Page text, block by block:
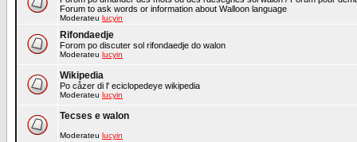
Forum to ask words or information about Walloon language
Moderateu lucyin
Rifondaedje
Forom po discuter sol rifondaedje do walon
Moderateu lucyin
Wikipedia
Po cåzer di l' eciclopedeye wikipedia
Moderateu lucyin
Tecses e walon
Moderateu lucyin